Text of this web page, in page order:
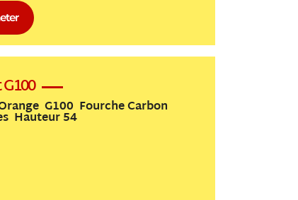
G100 Fourche Carbon
Hauteur 54